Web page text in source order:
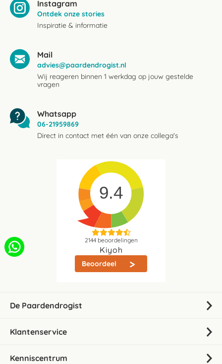
Instagram
Ontdek onze stories
Inspiratie & informatie
Mail
advies@paardendrogist.nl
Wij reageren binnen 1 werkdag op jouw gestelde
vragen
Whatsapp
06-21959869
Direct in contact met één van onze collega's
9.4
2144beoordelingen
Kiyoh
Beoordeel
De Paardendrogist
Klantenservice
Kenniscentrum